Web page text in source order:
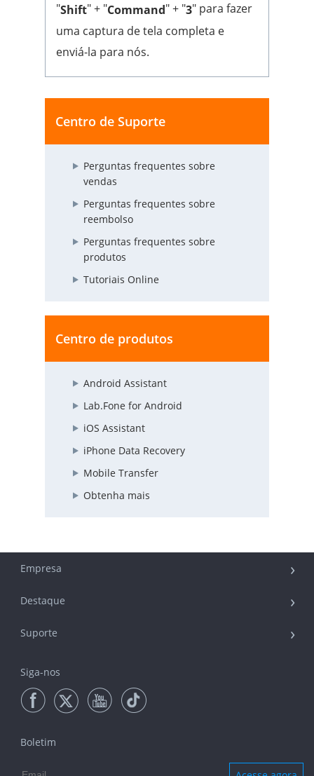
"Shift" + "Command" + "3" para fazer
uma captura de tela completa e
enviá-la para nós.
Centro de Suporte
Perguntas frequentes sobre
vendas
Perguntas frequentes sobre
reembolso
Perguntas frequentes sobre
produtos
Tutoriais Online
Centro de produtos
Android Assistant
Lab.Fone for Android
iOS Assistant
iPhone Data Recovery
Mobile Transfer
Obtenha mais
Empresa
Destaque
Suporte
Siga-nos
Boletim